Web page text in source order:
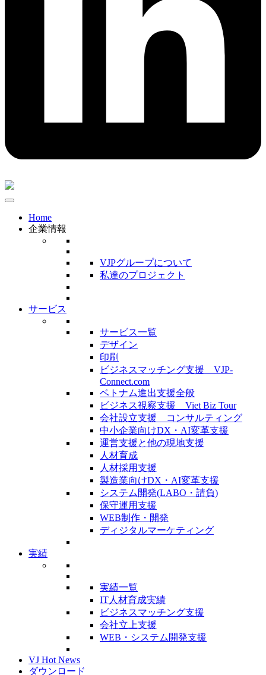
Home
企業情報
VJPグループについて
私達のプロジェクト
サービス
サービス一覧
デザイン
印刷
ビジネスマッチング支援 VJP-
Connect.com
ベトナム進出支援全般
ビジネス視察支援 Viet Biz Tour
会社設立支援 コンサルティング
中小企業向けDX・AI変革支援
運営支援と他の現地支援
人材育成
人材採用支援
製造業向けDX・AI変革支援
システム開発(LABO・請負)
保守運用支援
WEB制作・開発
ディジタルマーケティング
実績
実績一覧
IT人材育成実績
ビジネスマッチング支援
会社立上支援
WEB・システム開発支援
VJ Hot News
ダウンロード